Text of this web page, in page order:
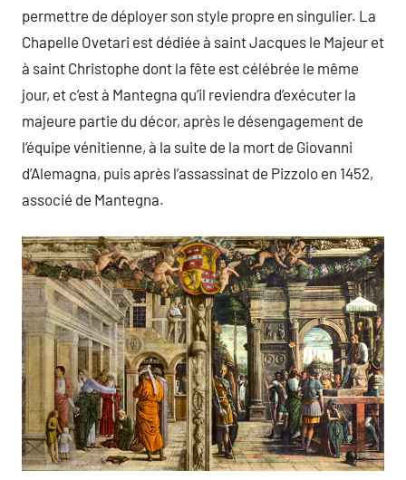
permettre de déployer son style propre en singulier. La
Chapelle Ovetari est dédiée à saint Jacques le Majeur et
à saint Christophe dont la fête est célébrée le même
jour, et c’est à Mantegna qu’il reviendra d’exécuter la
majeure partie du décor, après le désengagement de
l’équipe vénitienne, à la suite de la mort de Giovanni
d’Alemagna, puis après l’assassinat de Pizzolo en 1452,
associé de Mantegna.